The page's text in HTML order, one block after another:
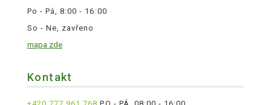
Po - Pá, 8:00 - 16:00
So - Ne, zavřeno
mapa zde
Kontakt